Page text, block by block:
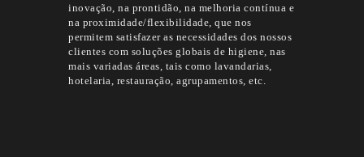
inovação, na prontidão, na melhoria contínua e
na proximidade/flexibilidade, que nos
permitem satisfazer as necessidades dos nossos
clientes com soluções globais de higiene, nas
mais variadas áreas, tais como lavandarias,
hotelaria, restauração, agrupamentos, etc.